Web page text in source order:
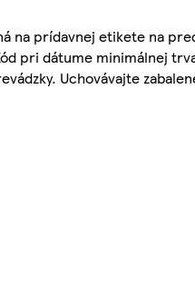
na prídavnej etikete na
pri dátume minimálnej
Uchovávajte